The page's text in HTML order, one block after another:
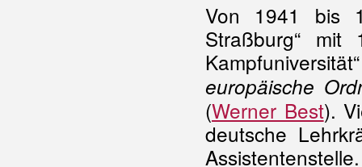
Von 1941 bis
Straßburg“
europäische
(Werner Best).
deutsche